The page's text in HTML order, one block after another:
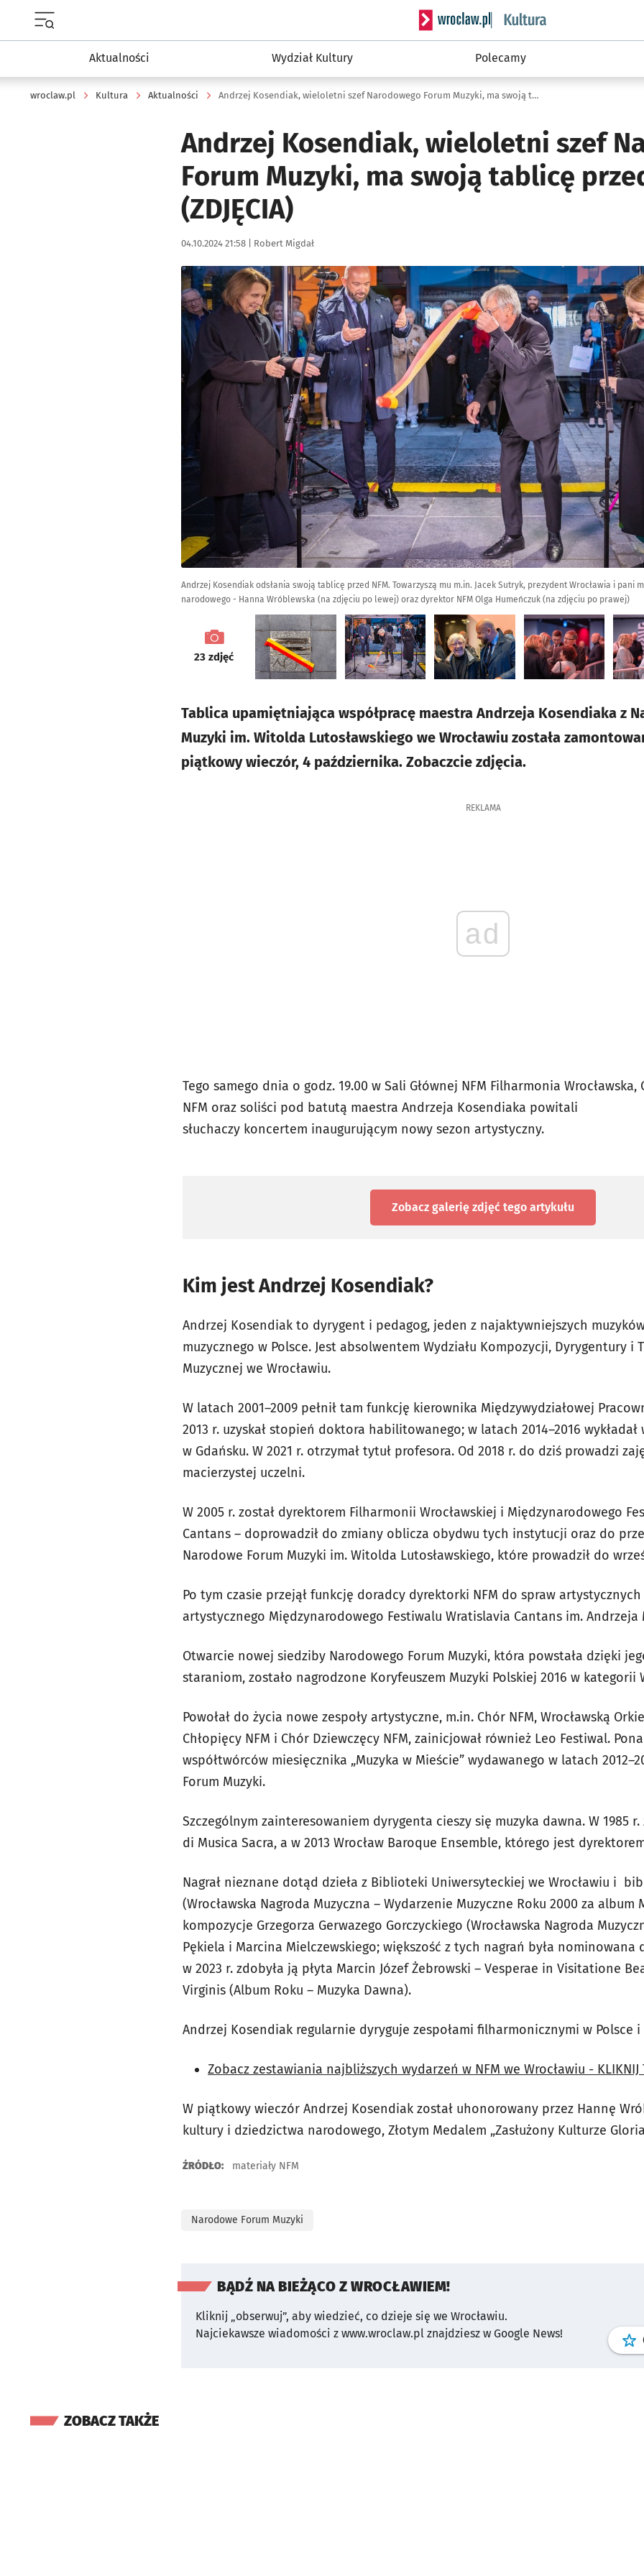
Serwis informacyjny wroclaw.pl podserwis:
Aktualności Wydział Kultury Polecamy
wroclaw.pl Kultura Aktualności Andrzej Kosendiak, wieloletni szef Narodowego Forum Muzyki, ma swoją tablicę (ZDJĘCIA)
Andrzej Kosendiak, wieloletni szef
Forum Muzyki, ma swoją tablicę
(ZDJĘCIA)
Data publikacji:
04.10.2024 21:58 | Autor:
Robert Migdał
Kliknij, aby zobaczyć galerię
Andrzej Kosendiak odsłania swoją tablicę przed NFM. Towarzyszą mu m.in. Jacek Sutryk, prezydent Wrocławia i pani
narodowego - Hanna Wróblewska (na zdjęciu po lewej) oraz dyrektor NFM Olga Humeńczuk (na zdjęciu po prawej)
galeria
23 zdjęć
Tablica upamiętniająca współpracę maestra Andrzeja Kosendiaka z
Muzyki im. Witolda Lutosławskiego we Wrocławiu została
piątkowy wieczór, 4 października. Zobaczcie zdjęcia.
REKLAMA
ad
Tego samego dnia o godz. 19.00 w Sali Głównej NFM Filharmonia Wrocławska,
NFM oraz soliści pod batutą maestra Andrzeja Kosendiaka powitali
słuchaczy koncertem inaugurującym nowy sezon artystyczny.
Zobacz galerię zdjęć tego artykułu
Kim jest Andrzej Kosendiak?
Andrzej Kosendiak to dyrygent i pedagog, jeden z najaktywniejszych
muzycznego w Polsce. Jest absolwentem Wydziału Kompozycji, Dyrygentury i
Muzycznej we Wrocławiu.
W latach 2001–2009 pełnił tam funkcję kierownika Międzywydziałowej
2013 r. uzyskał stopień doktora habilitowanego; w latach 2014–2016
w Gdańsku. W 2021 r. otrzymał tytuł profesora. Od 2018 r. do dziś prowadzi
macierzystej uczelni.
W 2005 r. został dyrektorem Filharmonii Wrocławskiej i Międzynarodowego
Cantans – doprowadził do zmiany oblicza obydwu tych instytucji oraz do
Narodowe Forum Muzyki im. Witolda Lutosławskiego, które prowadził do
Po tym czasie przejął funkcję doradcy dyrektorki NFM do spraw
artystycznego Międzynarodowego Festiwalu Wratislavia Cantans im. Andrzeja
Otwarcie nowej siedziby Narodowego Forum Muzyki, która powstała dzięki
staraniom, zostało nagrodzone Koryfeuszem Muzyki Polskiej 2016 w kategorii
Powołał do życia nowe zespoły artystyczne, m.in. Chór NFM, Wrocławską
Chłopięcy NFM i Chór Dziewczęcy NFM, zainicjował również Leo Festiwal.
współtwórców miesięcznika „Muzyka w Mieście” wydawanego w latach
Forum Muzyki.
Szczególnym zainteresowaniem dyrygenta cieszy się muzyka dawna. W 1985 r.
di Musica Sacra, a w 2013 Wrocław Baroque Ensemble, którego jest
Nagrał nieznane dotąd dzieła z Biblioteki Uniwersyteckiej we Wrocławiu i
(Wrocławska Nagroda Muzyczna – Wydarzenie Muzyczne Roku 2000 za album
kompozycje Grzegorza Gerwazego Gorczyckiego (Wrocławska Nagroda
Pękiela i Marcina Mielczewskiego; większość z tych nagrań była nominowana
w 2023 r. zdobyła ją płyta Marcin Józef Żebrowski – Vesperae in Visitatione
Virginis (Album Roku – Muzyka Dawna).
Andrzej Kosendiak regularnie dyryguje zespołami filharmonicznymi w Polsce
Zobacz zestawiania najbliższych wydarzeń w NFM we Wrocławiu - KLIKNIJ
W piątkowy wieczór Andrzej Kosendiak został uhonorowany przez Hannę
kultury i dziedzictwa narodowego, Złotym Medalem „Zasłużony Kulturze
ŹRÓDŁO: materiały NFM
Narodowe Forum Muzyki
BĄDŹ NA BIEŻĄCO Z WROCŁAWIEM!
Kliknij „obserwuj”, aby wiedzieć, co dzieje się we Wrocławiu.
Najciekawsze wiadomości z www.wroclaw.pl znajdziesz w Google News!
ZOBACZ TAKŻE